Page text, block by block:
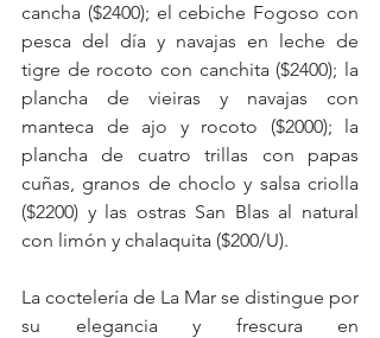
cancha ($2400); el cebiche Fogoso con
pesca del día y navajas en leche de
tigre de rocoto con canchita ($2400); la
plancha de vieiras y navajas con
manteca de ajo y rocoto ($2000); la
plancha de cuatro trillas con papas
cuñas, granos de choclo y salsa criolla
($2200) y las ostras San Blas al natural
con limón y chalaquita ($200/U).
La coctelería de La Mar se distingue por
su elegancia y frescura en